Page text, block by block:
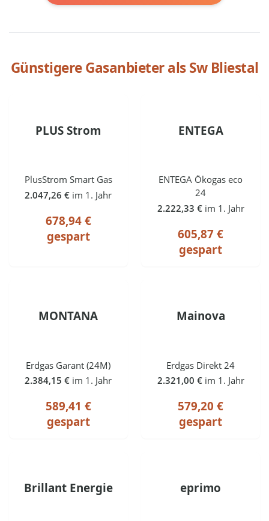
Günstigere Gasanbieter alsSw Bliestal
PLUS Strom
PlusStrom Smart Gas
2.047,26 € im 1. Jahr
678,94 €
gespart
ENTEGA
ENTEGA Ökogas eco
24
2.222,33 € im 1. Jahr
605,87 €
gespart
MONTANA
Erdgas Garant (24M)
2.384,15 € im 1. Jahr
589,41 €
gespart
Mainova
Erdgas Direkt 24
2.321,00 € im 1. Jahr
579,20 €
gespart
Brillant Energie eprimo